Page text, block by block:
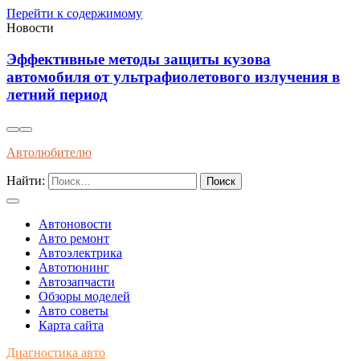
Перейти к содержимому
Новости
Как распознать оригинальные запчасти по
упаковке и сертификатам качества
Автолюбителю
Найти:
Автоновости
Авто ремонт
Автоэлектрика
Автотюнинг
Автозапчасти
Обзоры моделей
Авто советы
Карта сайта
Диагностика авто